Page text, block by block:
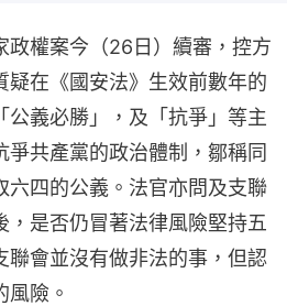
政權案今（26日）續審，控方
疑在《國安法》生效前數年的
公義必勝」，及「抗爭」等主
爭共產黨的政治體制，鄒稱同
六四的公義。法官亦問及支聯
，是否仍冒著法律風險堅持五
聯會並沒有做非法的事，但認
險。